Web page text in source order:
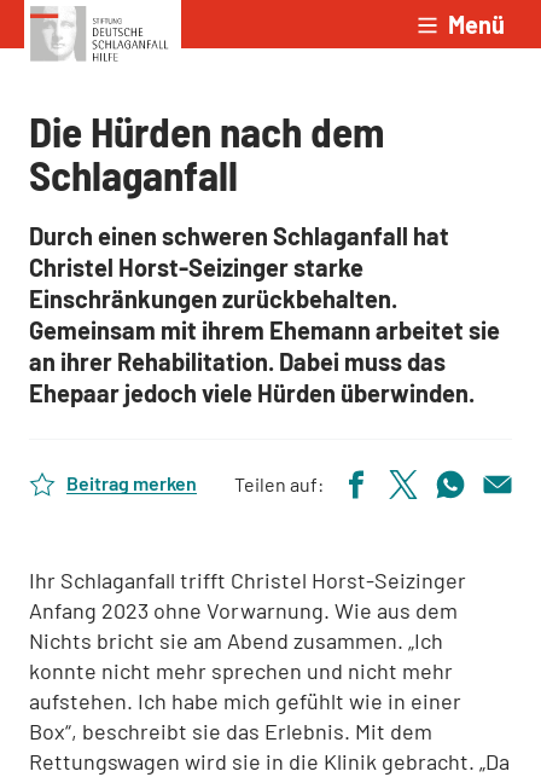
Zum Inhalt springen Menü
Die Hürden nach dem
Schlaganfall
Durch einen schweren Schlaganfall hat
Christel Horst-Seizinger starke
Einschränkungen zurückbehalten.
Gemeinsam mit ihrem Ehemann arbeitet sie
an ihrer Rehabilitation. Dabei muss das
Ehepaar jedoch viele Hürden überwinden.
Beitrag merken Teilen auf:
Ihr Schlaganfall trifft Christel Horst-Seizinger
Anfang 2023 ohne Vorwarnung. Wie aus dem
Nichts bricht sie am Abend zusammen. „Ich
konnte nicht mehr sprechen und nicht mehr
aufstehen. Ich habe mich gefühlt wie in einer
Box“, beschreibt sie das Erlebnis. Mit dem
Rettungswagen wird sie in die Klinik gebracht. „Da